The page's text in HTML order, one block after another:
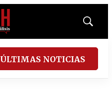
Mostrar
ÚLTIMAS NOTICIAS